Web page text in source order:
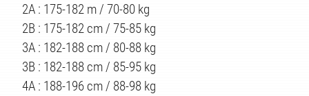
2A : 175-182 m / 70-80 kg
2B : 175-182 cm / 75-85 kg
3A : 182-188 cm / 80-88 kg
3B : 182-188 cm / 85-95 kg
4A : 188-196 cm / 88-98 kg